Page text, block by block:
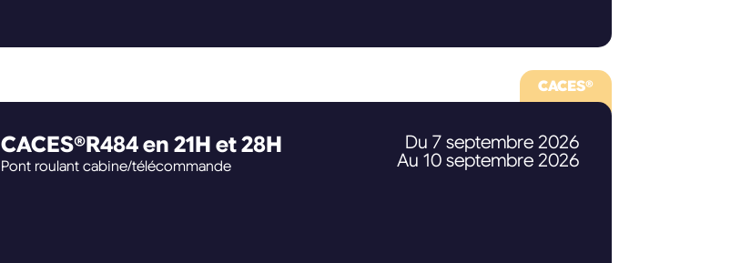
CACES®
CACES®R484 en 21H et 28H
Pont roulant cabine/télécommande
Du 7 septembre 2026
Au 10 septembre 2026